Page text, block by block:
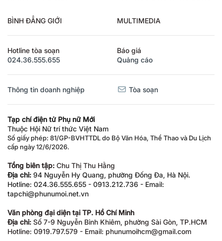
BÌNH ĐẲNG GIỚI MULTIMEDIA
Hotline tòa soạn
024.36.555.655
Báo giá
Quảng cáo
Thông tin doanh nghiệp Tòa soạn
Tạp chí điện tử Phụ nữ Mới
Thuộc Hội Nữ trí thức Việt Nam
Số giấy phép: 81/GP-BVHTTDL do Bộ Văn Hóa, Thể Thao và Du Lịch
cấp ngày 12/6/2026.
Tổng biên tập: Chu Thị Thu Hằng
Địa chỉ: 94 Nguyễn Hy Quang, phường Đống Đa, Hà Nội.
Hotline: 024.36.555.655 - 0913.212.736 - Email:
tapchi@phunumoi.net.vn
Văn phòng đại diện tại TP. Hồ Chí Minh
Địa chỉ: Số 7-9 Nguyễn Bỉnh Khiêm, phường Sài Gòn, TP.HCM
Hotline: 0919.797.579 - Email: phunumoihcm@gmail.com